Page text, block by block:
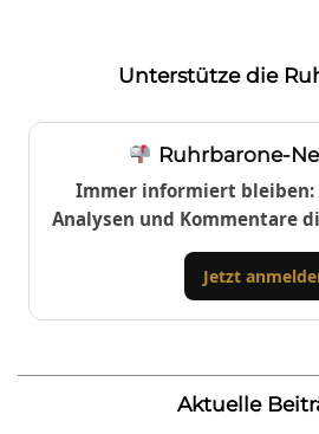
Unterstütze die
Ruhrbarone-
Immer informiert bleiben:
Analysen und Kommentare
Jetzt
Aktuelle